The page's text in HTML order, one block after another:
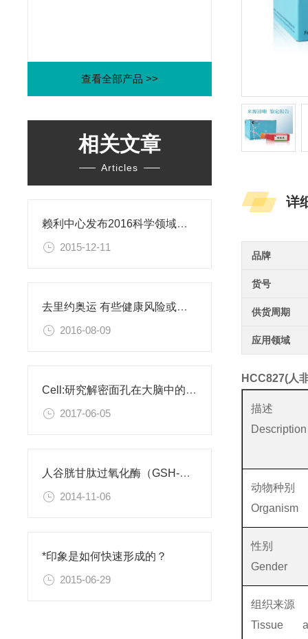
查看全部产品 >>
相关文章
Articles
赖利中心发布2016科学领域年度伦理困境
2015-12-11
去里约奥运 有些健康风险或许你需要了解
2016-08-09
Cell:研究解密面孔在大脑中的编码
2017-06-05
人谷胱甘肽过氧化酶（GSH-Px）检测试剂盒
2014-11-06
*印象是如何快速形成的？
2015-06-29
详
品牌
货号
供货周期
应用领域
HCC827(人
描述
Description
动物种别
Organism
性别
Gender
组织来源
Tissue